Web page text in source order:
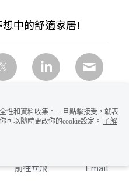
中的舒適家居!
前往立飛 Email
性和資料收集。一旦點擊接受，就表
可以隨時更改你的cookie設定。
了解